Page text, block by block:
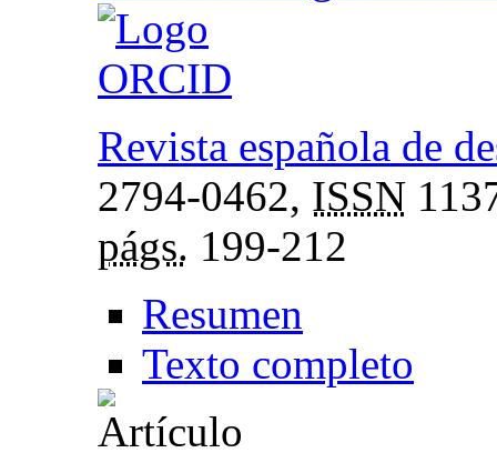
Revista española de
2794-0462, ISSN
págs. 199-212
Resumen
Texto completo